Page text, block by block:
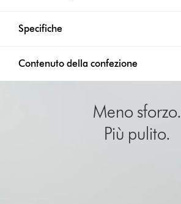
Specifiche
Contenuto della confezione
Meno sforzo.
Più pulito.